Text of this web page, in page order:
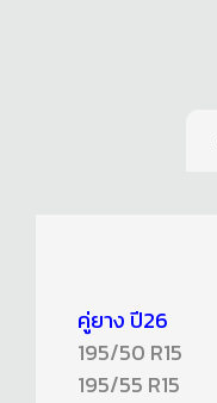
คู่ยาง ปี26
195/50 R15
195/55 R15